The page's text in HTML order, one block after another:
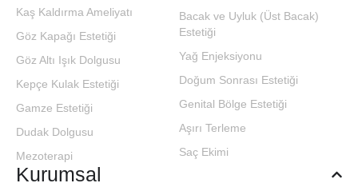
Kaş Kaldırma Ameliyatı
Göz Kapağı Estetiği
Göz Altı Işık Dolgusu
Kepçe Kulak Estetiği
Gamze Estetiği
Dudak Dolgusu
Mezoterapi
Bacak ve Uyluk (Üst Bacak)
Estetiği
Yağ Enjeksiyonu
Doğum Sonrası Estetiği
Genital Bölge Estetiği
Aşırı Terleme
Saç Ekimi
Kurumsal